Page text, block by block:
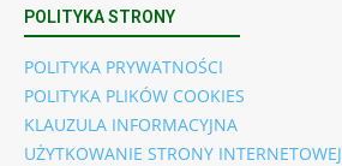
POLITYKA STRONY
POLITYKA PRYWATNOŚCI
POLITYKA PLIKÓW COOKIES
KLAUZULA INFORMACYJNA
UŻYTKOWANIE STRONY INTERNETOWEJ